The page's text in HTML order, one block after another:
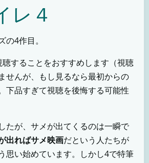
レ４
4作目。
することをおすすめします（視聴
せんが、もし見るなら最初からの
下品すぎて視聴を後悔する可能性
たが、サメが出てくるのは一瞬で
出ればサメ映画だという人たちが
思い始めています。しかし4で特筆